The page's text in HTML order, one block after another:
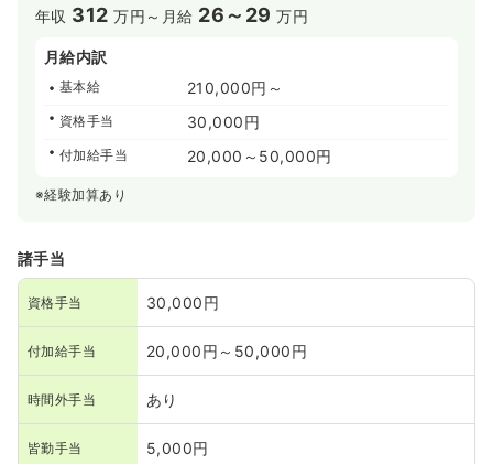
年収 312 万円～ 月給 26～29 万円
月給内訳
基本給 210,000円～
資格手当 30,000円
付加給手当 20,000～50,000円
※経験加算あり
諸手当
資格手当 30,000円
付加給手当 20,000円～50,000円
時間外手当 あり
皆勤手当 5,000円